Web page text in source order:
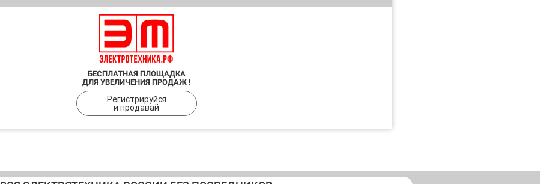
БЕСПЛАТНАЯ ПЛОЩАДКА
ДЛЯ УВЕЛИЧЕНИЯ ПРОДАЖ !
Регистрируйся
и продавай